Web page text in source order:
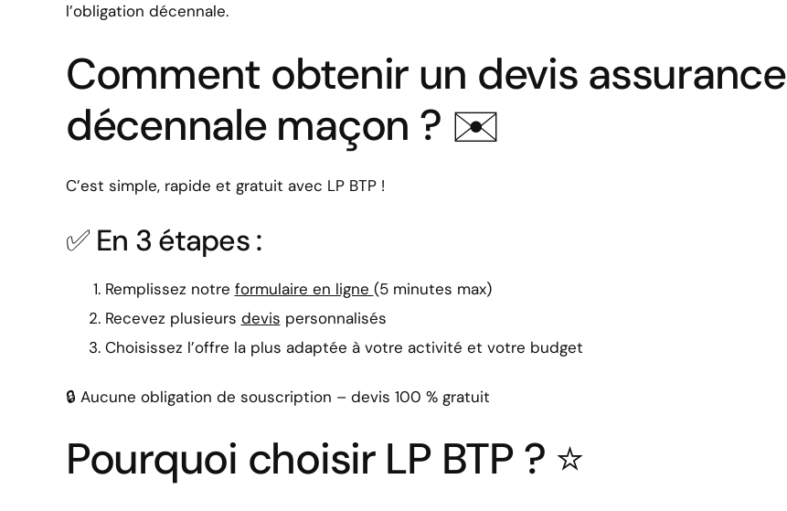
l’obligation décennale.
Comment obtenir un devis assurance
décennale maçon ? ✉️
C’est simple, rapide et gratuit avec LP BTP !
✅ En 3 étapes :
Remplissez notre formulaire en ligne (5 minutes max)
Recevez plusieurs devis personnalisés
Choisissez l’offre la plus adaptée à votre activité et votre budget
🔒 Aucune obligation de souscription – devis 100 % gratuit
Pourquoi choisir LP BTP ? ⭐